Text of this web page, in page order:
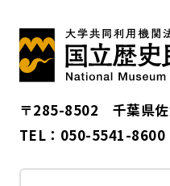
〒285-8502 千葉県佐
TEL： 050-5541-8600